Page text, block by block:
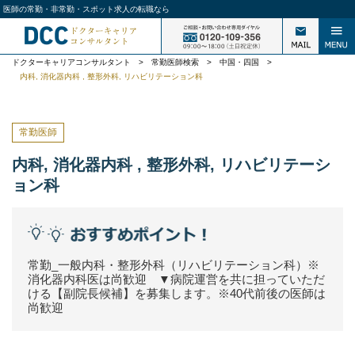
医師の常勤・非常勤・スポット求人の転職なら
ドクターキャリアコンサルタント > 常勤医師検索 > 中国・四国
>
内科, 消化器内科 , 整形外科, リハビリテーション科
常勤医師
内科, 消化器内科 , 整形外科, リハビリテーシ
ョン科
常勤_一般内科・整形外科（リハビリテーション科）※
消化器内科医は尚歓迎 ▼病院運営を共に担っていただ
ける【副院長候補】を募集します。※40代前後の医師は
尚歓迎